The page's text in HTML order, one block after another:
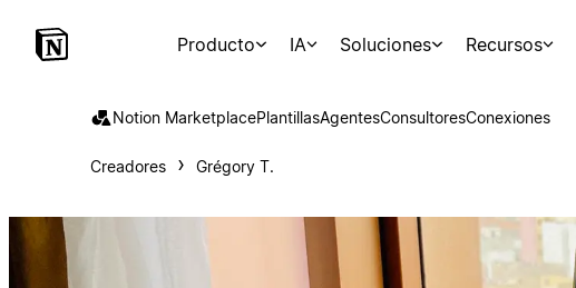
Producto IA Soluciones Recursos
Notion MarketplacePlantillasAgentesConsultoresConexiones
Creadores Grégory T.